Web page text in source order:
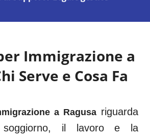
Immigrazione a
Serve e Cosa Fa
a Ragusa riguarda
soggiorno, il lavoro e la